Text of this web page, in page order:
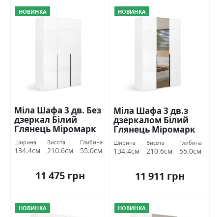
НОВИНКА
Міла Шафа 3 дв. Без
дзеркал Білий
Глянець Міромарк
Ширина
134.4см
Висота
210.6см
Глибина
55.0см
11 475 грн
НОВИНКА
Міла Шафа 3 дв.з
дзеркалом Білий
Глянець Міромарк
Ширина
134.4см
Висота
210.6см
Глибина
55.0см
11 911 грн
НОВИНКА НОВИНКА